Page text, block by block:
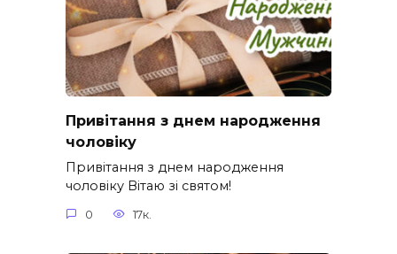
Привітання з днем народження
чоловіку
Привітання з днем народження
чоловіку Вітаю зі святом!
0 17к.